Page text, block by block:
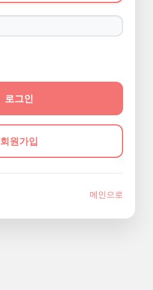
회원가입
메인으로